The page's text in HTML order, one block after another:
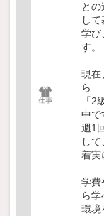
と
し
学び
す。
現在
ら
「2
中で
週1
して
着実
学費
ら学
環境